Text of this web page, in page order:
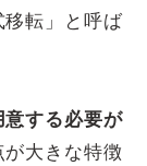
移転」と呼ば
意する必要が
が大きな特徴